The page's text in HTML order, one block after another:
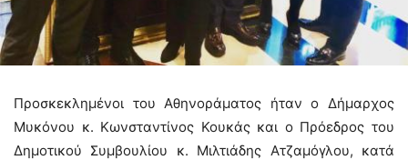
Προσκεκλημένοι του Αθηνοράματος ήταν ο Δήμαρχος
Μυκόνου κ. Κωνσταντίνος Κουκάς και ο Πρόεδρος του
Δημοτικού Συμβουλίου κ. Μιλτιάδης Ατζαμόγλου, κατά